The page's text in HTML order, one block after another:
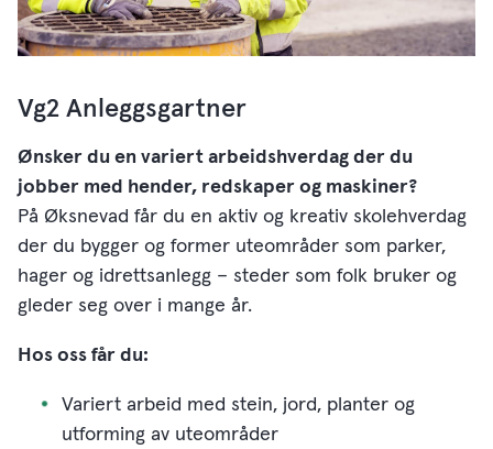
Vg2 Anleggsgartner
Ønsker du en variert arbeidshverdag der du
jobber med hender, redskaper og maskiner?
På Øksnevad får du en aktiv og kreativ skolehverdag
der du bygger og former uteområder som parker,
hager og idrettsanlegg – steder som folk bruker og
gleder seg over i mange år.
Hos oss får du:
Variert arbeid med stein, jord, planter og
utforming av uteområder